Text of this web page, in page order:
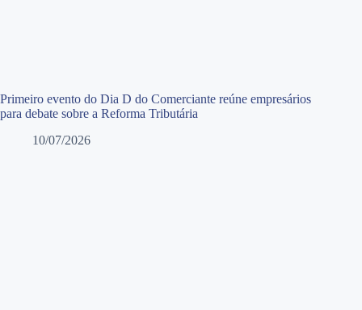
Primeiro evento do Dia D do Comerciante reúne empresários
para debate sobre a Reforma Tributária
10/07/2026